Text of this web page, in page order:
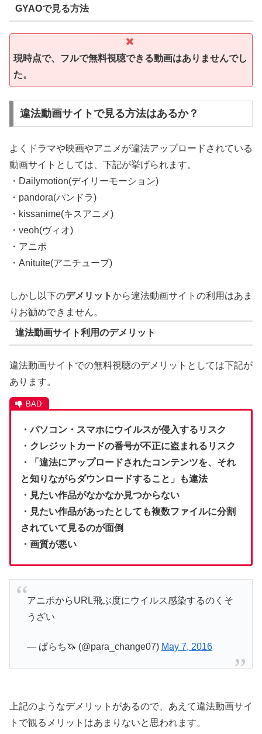
GYAOで見る方法
現時点で、フルで無料視聴できる動画はありませんでし
た。
違法動画サイトで見る方法はあるか？
よくドラマや映画やアニメが違法アップロードされている
動画サイトとしては、下記が挙げられます。
・Dailymotion(デイリーモーション)
・pandora(パンドラ)
・kissanime(キスアニメ)
・veoh(ヴィオ)
・アニポ
・Anituite(アニチューブ)
しかし以下のデメリットから違法動画サイトの利用はあま
りお勧めできません。
違法動画サイト利用のデメリット
違法動画サイトでの無料視聴のデメリットとしては下記が
あります。
・パソコン・スマホにウイルスが侵入するリスク
・クレジットカードの番号が不正に盗まれるリスク
・「違法にアップロードされたコンテンツを、それ
と知りながらダウンロードすること」も違法
・見たい作品がなかなか見つからない
・見たい作品があったとしても複数ファイルに分割
されていて見るのが面倒
・画質が悪い
アニポからURL飛ぶ度にウイルス感染するのくそ
うざい
— ぱらち🦄 (@para_change07) May 7, 2016
上記のようなデメリットがあるので、あえて違法動画サイ
トで観るメリットはあまりないと思われます。